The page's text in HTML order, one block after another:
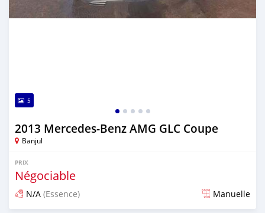
5
2013 Mercedes-Benz AMG GLC Coupe
Banjul
PRIX
Négociable
N/A (Essence) Manuelle